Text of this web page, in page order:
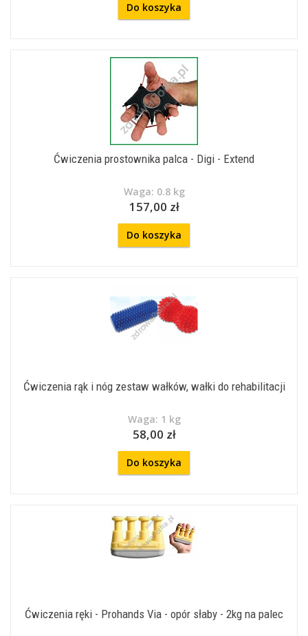
Do koszyka
Ćwiczenia prostownika palca - Digi - Extend
Waga: 0.8 kg
157,00 zł
Do koszyka
Ćwiczenia rąk i nóg zestaw wałków, wałki do rehabilitacji
Waga: 1 kg
58,00 zł
Do koszyka
Ćwiczenia ręki - Prohands Via - opór słaby - 2kg na palec